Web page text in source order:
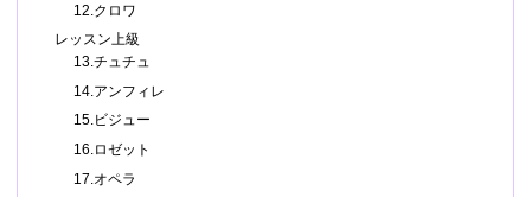
12.クロワ
レッスン上級
13.チュチュ
14.アンフィレ
15.ビジュー
16.ロゼット
17.オペラ